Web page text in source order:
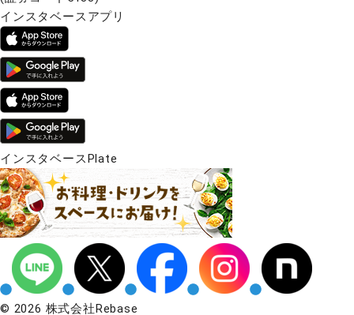
インスタベースアプリ
インスタベースPlate
© 2026 株式会社Rebase